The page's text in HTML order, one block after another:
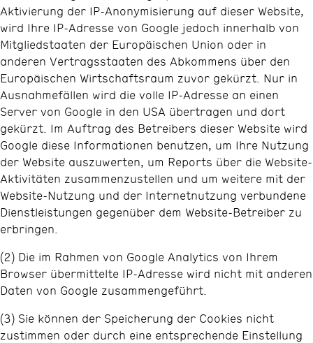
Aktivierung der IP-Anonymisierung auf dieser Website,
wird Ihre IP-Adresse von Google jedoch innerhalb von
Mitgliedstaaten der Europäischen Union oder in
anderen Vertragsstaaten des Abkommens über den
Europäischen Wirtschaftsraum zuvor gekürzt. Nur in
Ausnahmefällen wird die volle IP-Adresse an einen
Server von Google in den USA übertragen und dort
gekürzt. Im Auftrag des Betreibers dieser Website wird
Google diese Informationen benutzen, um Ihre Nutzung
der Website auszuwerten, um Reports über die Website-
Aktivitäten zusammenzustellen und um weitere mit der
Website-Nutzung und der Internetnutzung verbundene
Dienstleistungen gegenüber dem Website-Betreiber zu
erbringen.
(2) Die im Rahmen von Google Analytics von Ihrem
Browser übermittelte IP-Adresse wird nicht mit anderen
Daten von Google zusammengeführt.
(3) Sie können der Speicherung der Cookies nicht
zustimmen oder durch eine entsprechende Einstellung